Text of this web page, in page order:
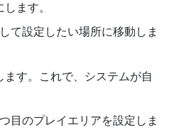
ます。
て設定したい場所に移動しま
す。これで、システムが自
目のプレイエリアを設定しま